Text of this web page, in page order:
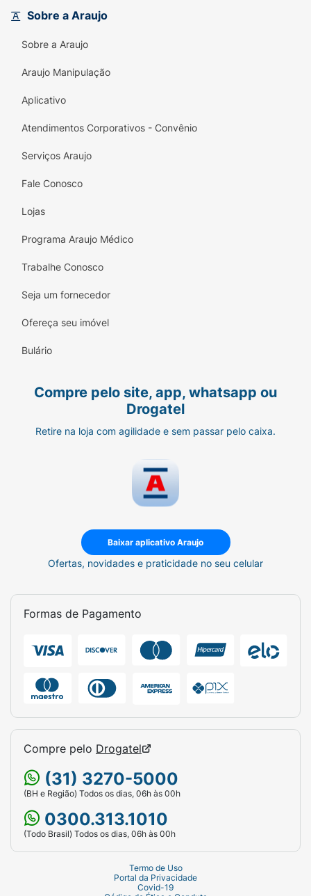
Sobre a Araujo
Sobre a Araujo
Araujo Manipulação
Aplicativo
Atendimentos Corporativos - Convênio
Serviços Araujo
Fale Conosco
Lojas
Programa Araujo Médico
Trabalhe Conosco
Seja um fornecedor
Ofereça seu imóvel
Bulário
Compre pelo site, app, whatsapp ou
Drogatel
Retire na loja com agilidade e sem passar pelo caixa.
Baixar aplicativo Araujo
Ofertas, novidades e praticidade no seu celular
Formas de Pagamento
Compre pelo Drogatel
(31) 3270-5000
(BH e Região) Todos os dias, 06h às 00h
0300.313.1010
(Todo Brasil) Todos os dias, 06h às 00h
Termo de Uso
Portal da Privacidade
Covid-19